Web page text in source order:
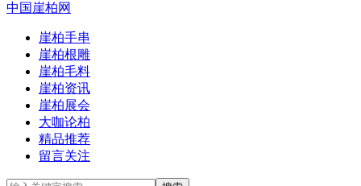
中国崖柏网
崖柏手串
崖柏根雕
崖柏毛料
崖柏资讯
崖柏展会
大咖论柏
精品推荐
留言关注